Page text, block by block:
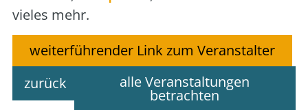
vie­les mehr.
weiterführender Link zum Veranstalter
zurück
alle Veranstaltungen
betrachten